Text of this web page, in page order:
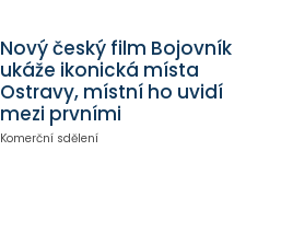
Nový český film Bojovník
ukáže ikonická místa
Ostravy, místní ho uvidí
mezi prvními
Komerční sdělení